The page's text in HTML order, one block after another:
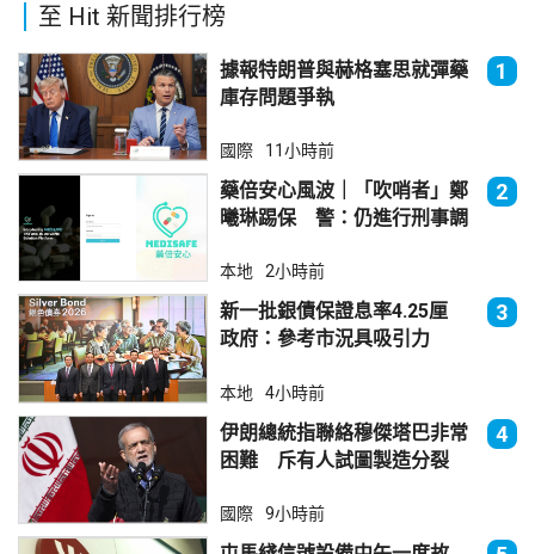
至 Hit 新聞排行榜
據報特朗普與赫格塞思就彈藥
庫存問題爭執
1
國際 11小時前
藥倍安心風波｜「吹哨者」鄭
曦琳踢保 警：仍進行刑事調
2
本地 2小時前
新一批銀債保證息率4.25厘
政府：參考市況具吸引力
3
本地 4小時前
伊朗總統指聯絡穆傑塔巴非常
困難 斥有人試圖製造分裂
4
國際 9小時前